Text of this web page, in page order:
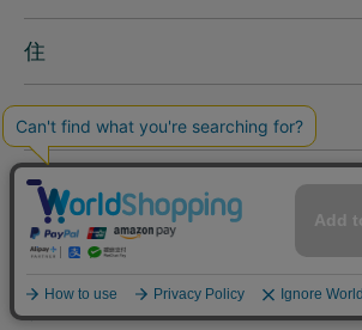
住
美
定期購入【いつでも10%オフ】
開催中のキャンペーン